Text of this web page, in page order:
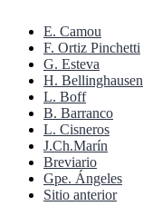
E. Camou
F. Ortiz Pinchetti
G. Esteva
H. Bellinghausen
L. Boff
B. Barranco
L. Cisneros
J.Ch.Marín
Breviario
Gpe. Ángeles
Sitio anterior